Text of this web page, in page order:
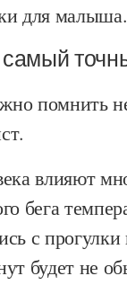
для малыша.
помнить
влияют
бега
с
будет не